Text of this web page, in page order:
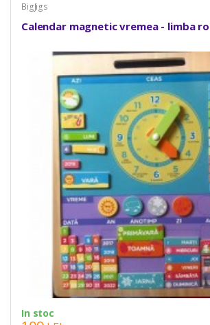
BigJigs
Calendar magnetic vremea - limba
In stoc